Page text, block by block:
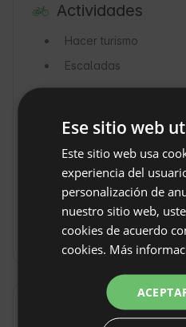
Actividades
Hacer turismo
Escaladas
senderismo
leves
Deportes
aquáticos
Surf
Alrededores
Ese sitio web
Este sitio web usa
experiencia del
personalización de
nuestro sitio web,
cookies de acuerdo
cookies. Más